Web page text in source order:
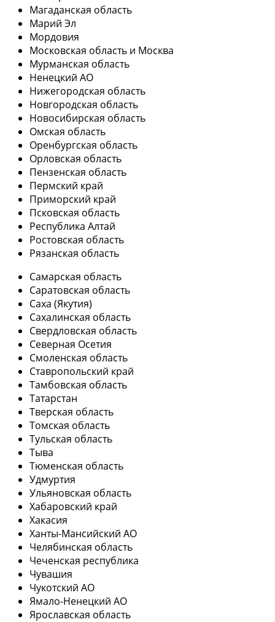
Магаданская область
Марий Эл
Мордовия
Московская область и Москва
Мурманская область
Ненецкий АО
Нижегородская область
Новгородская область
Новосибирская область
Омская область
Оренбургская область
Орловская область
Пензенская область
Пермский край
Приморский край
Псковская область
Республика Алтай
Ростовская область
Рязанская область
Самарская область
Саратовская область
Саха (Якутия)
Сахалинская область
Свердловская область
Северная Осетия
Смоленская область
Ставропольский край
Тамбовская область
Татарстан
Тверская область
Томская область
Тульская область
Тыва
Тюменская область
Удмуртия
Ульяновская область
Хабаровский край
Хакасия
Ханты-Мансийский АО
Челябинская область
Чеченская республика
Чувашия
Чукотский АО
Ямало-Ненецкий АО
Ярославская область